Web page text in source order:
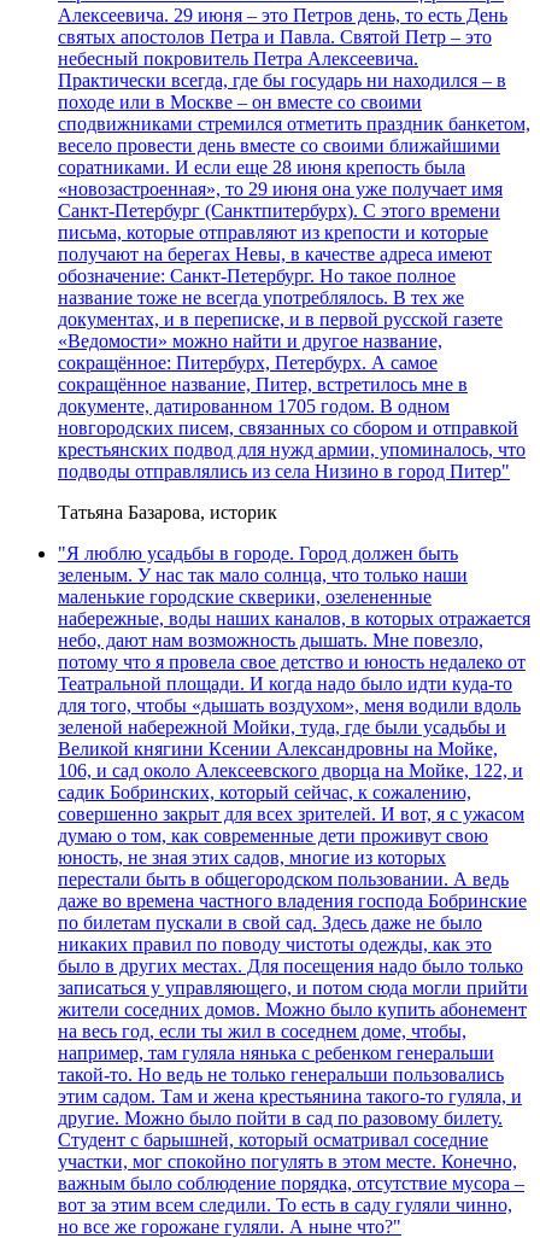
Алексеевича. 29 июня – это Петров день, то есть День
святых апостолов Петра и Павла. Святой Петр – это
небесный покровитель Петра Алексеевича.
Практически всегда, где бы государь ни находился – в
походе или в Москве – он вместе со своими
сподвижниками стремился отметить праздник банкетом,
весело провести день вместе со своими ближайшими
соратниками. И если еще 28 июня крепость была
«новозастроенная», то 29 июня она уже получает имя
Санкт-Петербург (Санктпитербурх). С этого времени
письма, которые отправляют из крепости и которые
получают на берегах Невы, в качестве адреса имеют
обозначение: Санкт-Петербург. Но такое полное
название тоже не всегда употреблялось. В тех же
документах, и в переписке, и в первой русской газете
«Ведомости» можно найти и другое название,
сокращённое: Питербурх, Петербурх. А самое
сокращённое название, Питер, встретилось мне в
документе, датированном 1705 годом. В одном
новгородских писем, связанных со сбором и отправкой
крестьянских подвод для нужд армии, упоминалось, что
подводы отправлялись из села Низино в город Питер"
Татьяна Базарова, историк
"Я люблю усадьбы в городе. Город должен быть
зеленым. У нас так мало солнца, что только наши
маленькие городские скверики, озелененные
набережные, воды наших каналов, в которых отражается
небо, дают нам возможность дышать. Мне повезло,
потому что я провела свое детство и юность недалеко от
Театральной площади. И когда надо было идти куда-то
для того, чтобы «дышать воздухом», меня водили вдоль
зеленой набережной Мойки, туда, где были усадьбы и
Великой княгини Ксении Александровны на Мойке,
106, и сад около Алексеевского дворца на Мойке, 122, и
садик Бобринских, который сейчас, к сожалению,
совершенно закрыт для всех зрителей. И вот, я с ужасом
думаю о том, как современные дети проживут свою
юность, не зная этих садов, многие из которых
перестали быть в общегородском пользовании. А ведь
даже во времена частного владения господа Бобринские
по билетам пускали в свой сад. Здесь даже не было
никаких правил по поводу чистоты одежды, как это
было в других местах. Для посещения надо было только
записаться у управляющего, и потом сюда могли прийти
жители соседних домов. Можно было купить абонемент
на весь год, если ты жил в соседнем доме, чтобы,
например, там гуляла нянька с ребенком генеральши
такой-то. Но ведь не только генеральши пользовались
этим садом. Там и жена крестьянина такого-то гуляла, и
другие. Можно было пойти в сад по разовому билету.
Студент с барышней, который осматривал соседние
участки, мог спокойно погулять в этом месте. Конечно,
важным было соблюдение порядка, отсутствие мусора –
вот за этим всем следили. То есть в саду гуляли чинно,
но все же горожане гуляли. А ныне что?"